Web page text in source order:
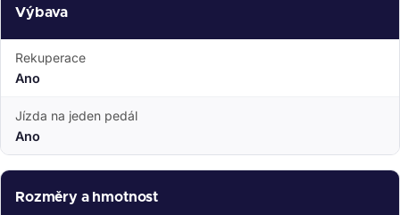
Výbava
Rekuperace
Ano
Jízda na jeden pedál
Ano
Rozměry a hmotnost